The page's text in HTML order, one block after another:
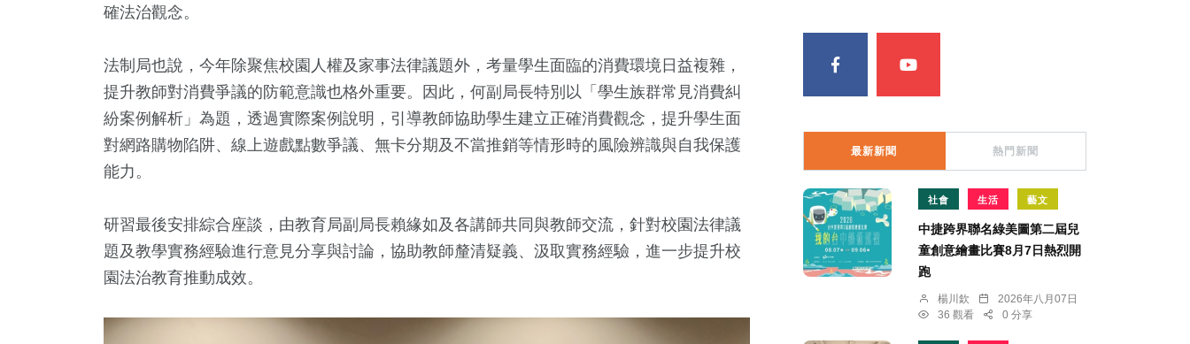
確法治觀念。
法制局也說，今年除聚焦校園人權及家事法律議題外，考量學生面臨的消費環境日益複雜，
提升教師對消費爭議的防範意識也格外重要。因此，何副局長特別以「學生族群常見消費糾
紛案例解析」為題，透過實際案例說明，引導教師協助學生建立正確消費觀念，提升學生面
對網路購物陷阱、線上遊戲點數爭議、無卡分期及不當推銷等情形時的風險辨識與自我保護
能力。
研習最後安排綜合座談，由教育局副局長賴緣如及各講師共同與教師交流，針對校園法律議
題及教學實務經驗進行意見分享與討論，協助教師釐清疑義、汲取實務經驗，進一步提升校
園法治教育推動成效。
最新新聞 熱門新聞
社會 生活 藝文
中捷跨界聯名綠美圖第二屆兒
童創意繪畫比賽8月7日熱烈開
跑
楊川欽
2026年八月07日
36 觀看
0 分享